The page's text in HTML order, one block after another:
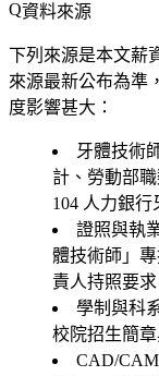
資料來源
下列來源是本文薪
來源最新公布為準
度影響甚大：
牙體技術
計、勞動部
104 人力銀行
證照與執
體技術師」
責人持照要求
學制與科
校院招生簡
CAD/CAM